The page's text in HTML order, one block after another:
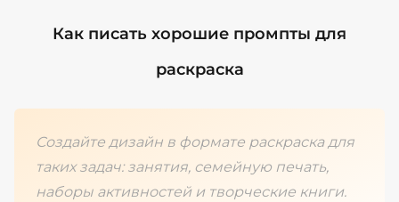
Как писать хорошие промпты для
раскраска
Создайте дизайн в формате раскраска для
таких задач: занятия, семейную печать,
наборы активностей и творческие книги.